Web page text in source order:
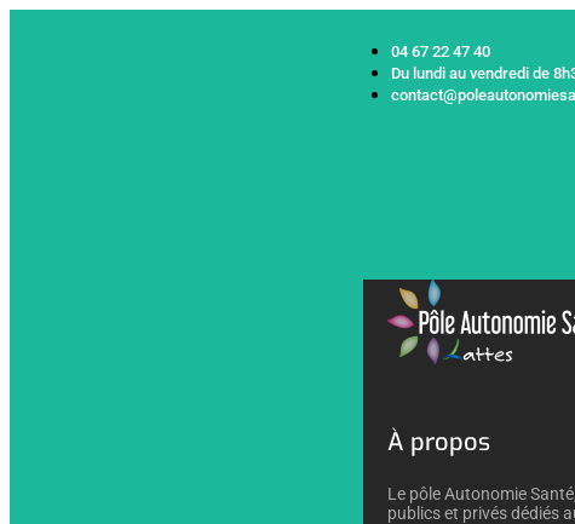
04 67 22 47 40
Du lundi au vendredi de
À propos
Le pôle Autonomie
publics et privés dédiés